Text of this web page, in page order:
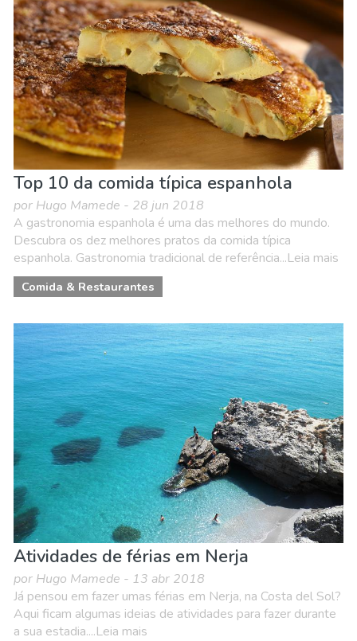
Top 10 da comida típica espanhola
por Hugo Mamede - 28 jun 2018
A gastronomia espanhola é uma das melhores do mundo.
Descubra os dez melhores pratos da comida típica
espanhola. Gastronomia tradicional de referência...Leia mais
Comida & Restaurantes
Atividades de férias em Nerja
por Hugo Mamede - 13 abr 2018
Já pensou em fazer umas férias em Nerja, na Costa del Sol?
Aqui ficam algumas ideias de atividades para fazer durante
a sua estadia....Leia mais